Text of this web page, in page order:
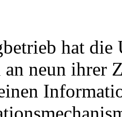
hat
neun ihrer